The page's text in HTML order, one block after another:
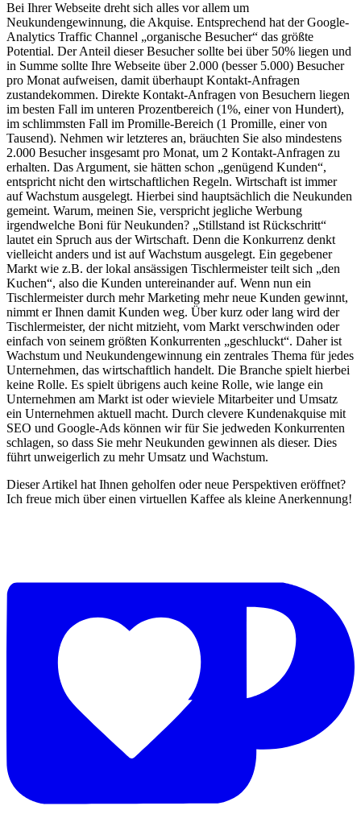
Bei Ihrer Webseite dreht sich alles vor allem um
Neukundengewinnung, die Akquise. Entsprechend hat der Google-
Analytics Traffic Channel „organische Besucher“ das größte
Potential. Der Anteil dieser Besucher sollte bei über 50% liegen und
in Summe sollte Ihre Webseite über 2.000 (besser 5.000) Besucher
pro Monat aufweisen, damit überhaupt Kontakt-Anfragen
zustandekommen. Direkte Kontakt-Anfragen von Besuchern liegen
im besten Fall im unteren Prozentbereich (1%, einer von Hundert),
im schlimmsten Fall im Promille-Bereich (1 Promille, einer von
Tausend). Nehmen wir letzteres an, bräuchten Sie also mindestens
2.000 Besucher insgesamt pro Monat, um 2 Kontakt-Anfragen zu
erhalten. Das Argument, sie hätten schon „genügend Kunden“,
entspricht nicht den wirtschaftlichen Regeln. Wirtschaft ist immer
auf Wachstum ausgelegt. Hierbei sind hauptsächlich die Neukunden
gemeint. Warum, meinen Sie, verspricht jegliche Werbung
irgendwelche Boni für Neukunden? „Stillstand ist Rückschritt“
lautet ein Spruch aus der Wirtschaft. Denn die Konkurrenz denkt
vielleicht anders und ist auf Wachstum ausgelegt. Ein gegebener
Markt wie z.B. der lokal ansässigen Tischlermeister teilt sich „den
Kuchen“, also die Kunden untereinander auf. Wenn nun ein
Tischlermeister durch mehr Marketing mehr neue Kunden gewinnt,
nimmt er Ihnen damit Kunden weg. Über kurz oder lang wird der
Tischlermeister, der nicht mitzieht, vom Markt verschwinden oder
einfach von seinem größten Konkurrenten „geschluckt“. Daher ist
Wachstum und Neukundengewinnung ein zentrales Thema für jedes
Unternehmen, das wirtschaftlich handelt. Die Branche spielt hierbei
keine Rolle. Es spielt übrigens auch keine Rolle, wie lange ein
Unternehmen am Markt ist oder wieviele Mitarbeiter und Umsatz
ein Unternehmen aktuell macht. Durch clevere Kundenakquise mit
SEO und Google-Ads können wir für Sie jedweden Konkurrenten
schlagen, so dass Sie mehr Neukunden gewinnen als dieser. Dies
führt unweigerlich zu mehr Umsatz und Wachstum.
Dieser Artikel hat Ihnen geholfen oder neue Perspektiven eröffnet?
Ich freue mich über einen virtuellen Kaffee als kleine Anerkennung!